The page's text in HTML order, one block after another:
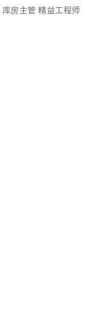
库房主管 精益工程师